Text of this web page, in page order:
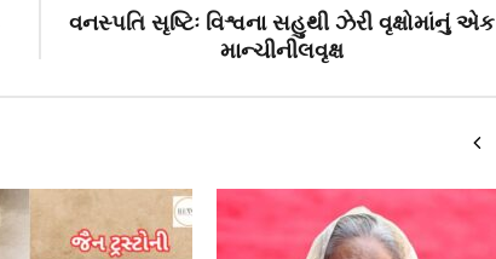
વનસ્પતિ સૃષ્ટિઃ વિશ્વના સહુથી ઝેરી વૃક્ષોમાંનું એક
માન્ચીનીલવૃક્ષ